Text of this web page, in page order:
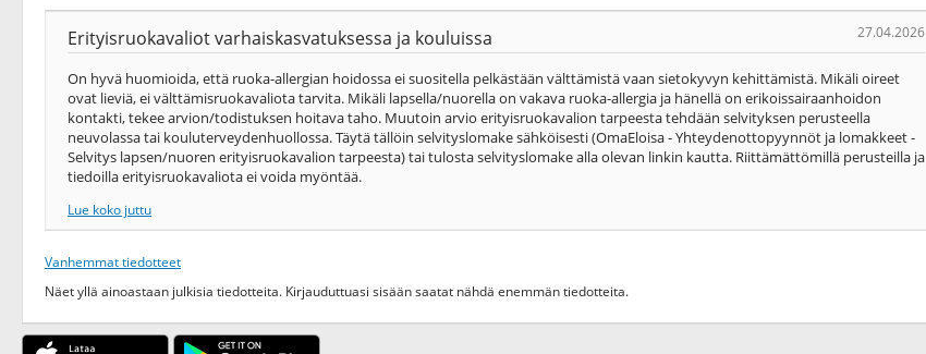
Erityisruokavaliot varhaiskasvatuksessa ja kouluissa 27.04.2026
On hyvä huomioida, että ruoka-allergian hoidossa ei suositella pelkästään välttämistä vaan sietokyvyn kehittämistä. Mikäli oireet
ovat lieviä, ei välttämisruokavaliota tarvita. Mikäli lapsella/nuorella on vakava ruoka-allergia ja hänellä on erikoissairaanhoidon
kontakti, tekee arvion/todistuksen hoitava taho. Muutoin arvio erityisruokavalion tarpeesta tehdään selvityksen perusteella
neuvolassa tai kouluterveydenhuollossa. Täytä tällöin selvityslomake sähköisesti (OmaEloisa - Yhteydenottopyynnöt ja lomakkeet -
Selvitys lapsen/nuoren erityisruokavalion tarpeesta) tai tulosta selvityslomake alla olevan linkin kautta. Riittämättömillä perusteilla ja
tiedoilla erityisruokavaliota ei voida myöntää.
Lue koko juttu
Vanhemmat tiedotteet
Näet yllä ainoastaan julkisia tiedotteita. Kirjauduttuasi sisään saatat nähdä enemmän tiedotteita.